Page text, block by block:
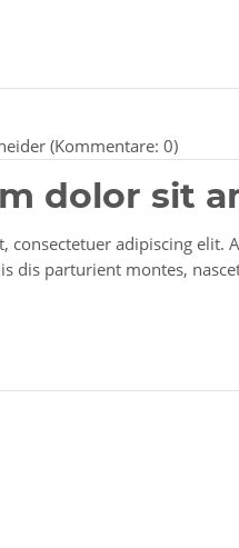
(Kommentare: 0)
dolor sit
consectetuer adipiscing elit.
dis parturient montes,